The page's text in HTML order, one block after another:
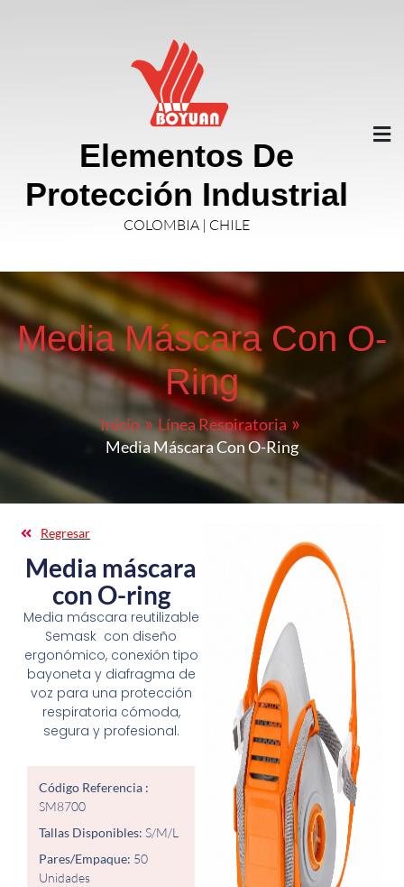
Elementos De
Protección Industrial
COLOMBIA | CHILE
Media Máscara Con O-
Ring
Inicio
Línea Respiratoria
Media Máscara Con O-Ring
Media máscara
con O-ring
Media máscara reutilizable
Semask con diseño
ergonómico, conexión tipo
bayoneta y diafragma de
voz para una protección
respiratoria cómoda,
segura y profesional.
Código Referencia :
SM8700
Tallas Disponibles:S/M/L
Pares/Empaque: 50
Unidades
Regresar